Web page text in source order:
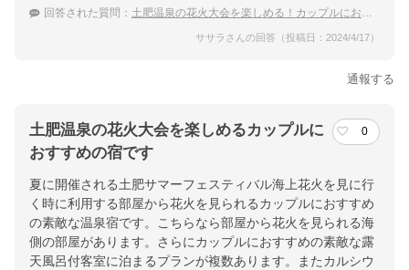
回答された質問： 土肥温泉の花火大会を楽しめる！カップルにおすすめの温泉宿は？
ササラさんの回答（投稿日：2024/4/17）
通報する
土肥温泉の花火大会を楽しめるカップルに
おすすめの宿です
0
夏に開催される土肥サマーフェスティバル海上花火を見に行
く時に利用する部屋から花火を見られるカップルにおすすめ
の素敵な温泉宿です。こちらなら部屋から花火を見られる海
側の部屋があります。さらにカップルにおすすめの素敵な露
天風呂付客室に泊まるプランが複数あります。またカルシウ